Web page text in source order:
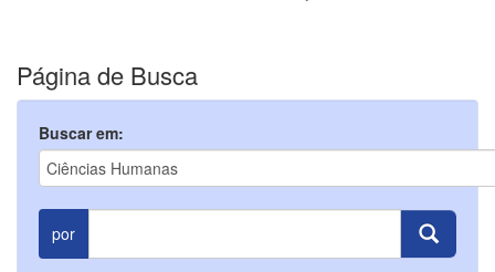
Página de Busca
Buscar em:
por